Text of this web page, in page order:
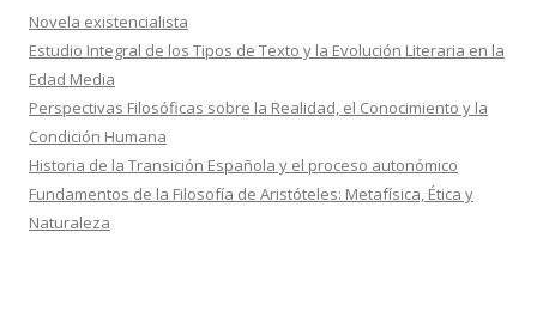
Novela existencialista
Estudio Integral de los Tipos de Texto y la Evolución Literaria en la
Edad Media
Perspectivas Filosóficas sobre la Realidad, el Conocimiento y la
Condición Humana
Historia de la Transición Española y el proceso autonómico
Fundamentos de la Filosofía de Aristóteles: Metafísica, Ética y
Naturaleza